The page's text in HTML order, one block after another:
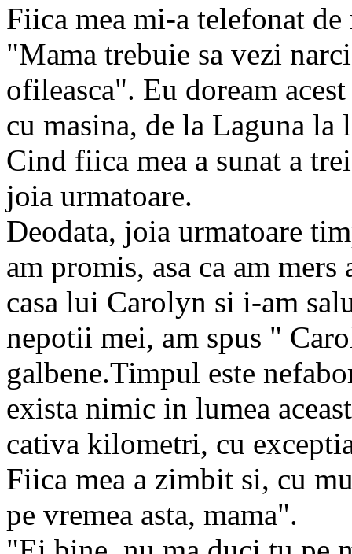
Fiica mea mi-a telefonat
"Mama trebuie sa vezi
ofileasca". Eu doream
cu masina, de la Laguna
Cind fiica mea a sunat a
joia urmatoare.
Deodata, joia urmatoare
am promis, asa ca am
casa lui Carolyn si i-am
nepotii mei, am spus "
galbene.Timpul este
exista nimic in lumea
cativa kilometri, cu
Fiica mea a zimbit si, cu
pe vremea asta, mama".